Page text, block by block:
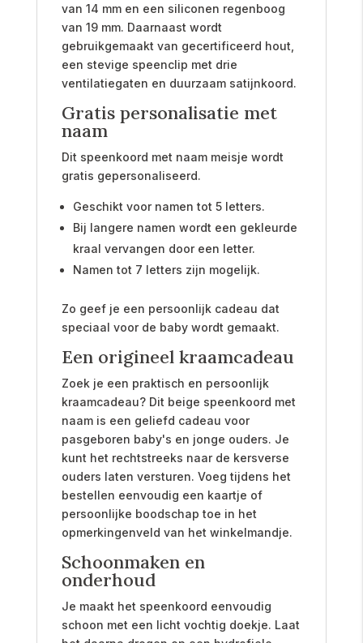
van 14 mm en een siliconen regenboog
van 19 mm. Daarnaast wordt
gebruikgemaakt van gecertificeerd hout,
een stevige speenclip met drie
ventilatiegaten en duurzaam satijnkoord.
Gratis personalisatie met
naam
Dit speenkoord met naam meisje wordt
gratis gepersonaliseerd.
Geschikt voor namen tot 5 letters.
Bij langere namen wordt een gekleurde
kraal vervangen door een letter.
Namen tot 7 letters zijn mogelijk.
Zo geef je een persoonlijk cadeau dat
speciaal voor de baby wordt gemaakt.
Een origineel kraamcadeau
Zoek je een praktisch en persoonlijk
kraamcadeau? Dit beige speenkoord met
naam is een geliefd cadeau voor
pasgeboren baby's en jonge ouders. Je
kunt het rechtstreeks naar de kersverse
ouders laten versturen. Voeg tijdens het
bestellen eenvoudig een kaartje of
persoonlijke boodschap toe in het
opmerkingenveld van het winkelmandje.
Schoonmaken en
onderhoud
Je maakt het speenkoord eenvoudig
schoon met een licht vochtig doekje. Laat